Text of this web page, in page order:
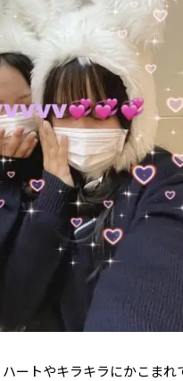
ートやキラキラにかこま